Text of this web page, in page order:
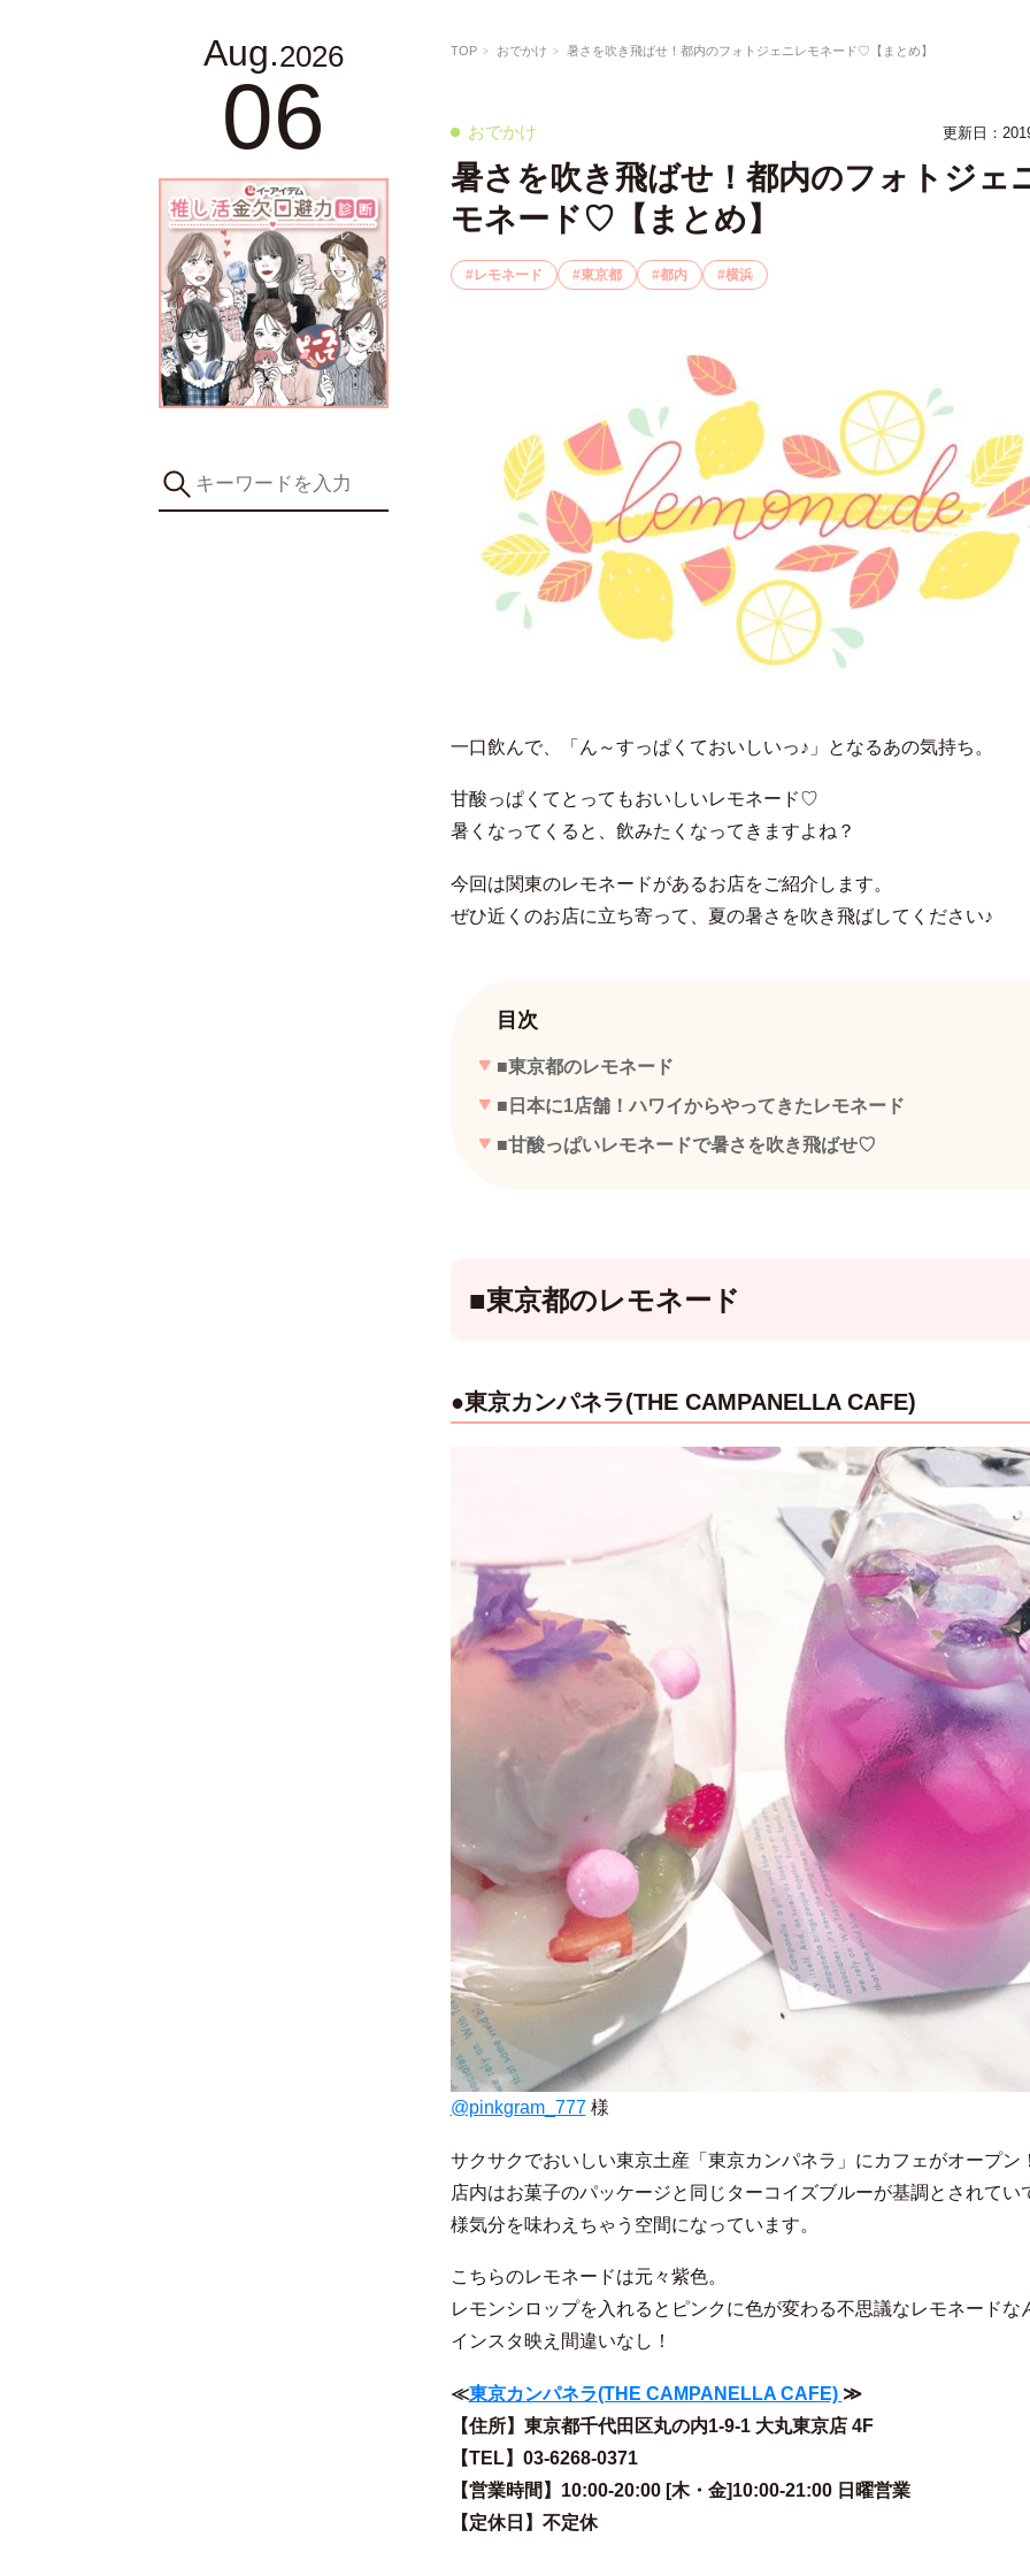
Aug.2026
06
TOP おでかけ 暑さを吹き飛ばせ！都内のフォトジェニレモネード♡【まとめ】
おでかけ 更新日：
暑さを吹き飛ばせ！都内のフォトジェ
モネード♡【まとめ】
レモネード 東京都 都内 横浜
一口飲んで、「ん～すっぱくておいしいっ♪」となるあの気持ち。
甘酸っぱくてとってもおいしいレモネード♡
暑くなってくると、飲みたくなってきますよね？
今回は関東のレモネードがあるお店をご紹介します。
ぜひ近くのお店に立ち寄って、夏の暑さを吹き飛ばしてください♪
目次
■東京都のレモネード
■日本に1店舗！ハワイからやってきたレモネード
■甘酸っぱいレモネードで暑さを吹き飛ばせ♡
■東京都のレモネード
●東京カンパネラ(THE CAMPANELLA CAFE)
@pinkgram_777様
サクサクでおいしい東京土産「東京カンパネラ」にカフェがオープン
店内はお菓子のパッケージと同じターコイズブルーが基調とされてい
様気分を味わえちゃう空間になっています。
こちらのレモネードは元々紫色。
レモンシロップを入れるとピンクに色が変わる不思議なレモネード
インスタ映え間違いなし！
≪東京カンパネラ(THE CAMPANELLA CAFE) ≫
【住所】東京都千代田区丸の内1-9-1 大丸東京店 4F
【TEL】03-6268-0371
【営業時間】10:00-20:00 [木・金]10:00-21:00 日曜営業
【定休日】不定休